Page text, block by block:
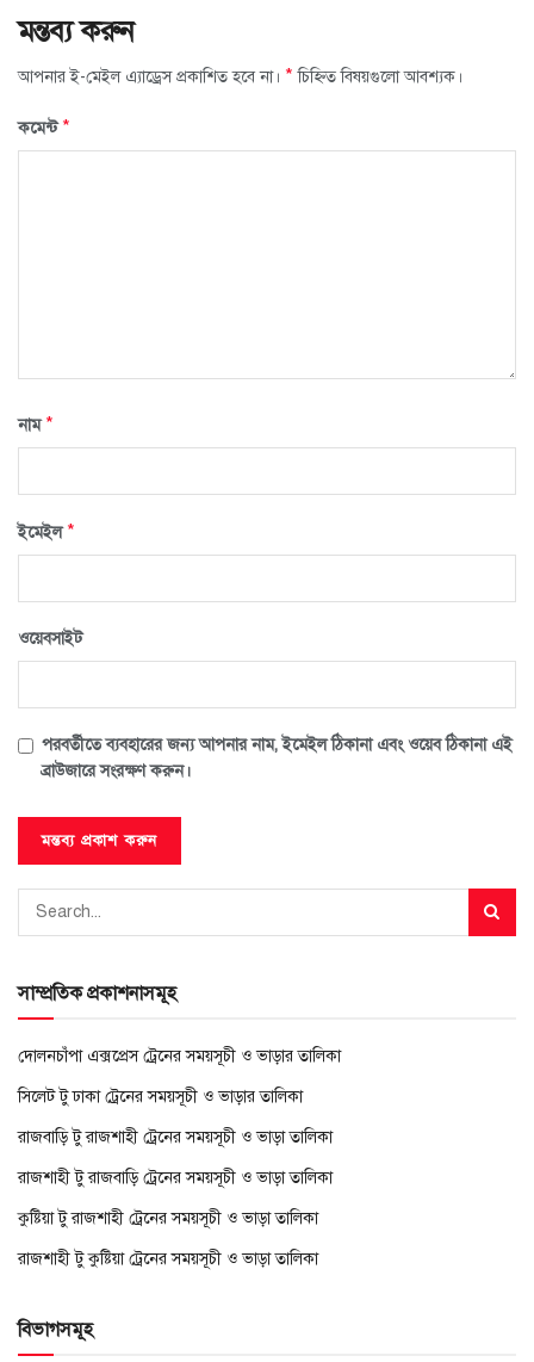
মন্তব্য করুন
আপনার ই-মেইল এ্যাড্রেস প্রকাশিত হবে না। * চিহ্নিত বিষয়গুলো আবশ্যক।
কমেন্ট*
নাম*
ইমেইল*
ওয়েবসাইট
পরবর্তীতে ব্যবহারের জন্য আপনার নাম, ইমেইল ঠিকানা এবং ওয়েব ঠিকানা এই
ব্রাউজারে সংরক্ষণ করুন।
সাম্প্রতিক প্রকাশনাসমূহ
দোলনচাঁপা এক্সপ্রেস ট্রেনের সময়সূচী ও ভাড়ার তালিকা
সিলেট টু ঢাকা ট্রেনের সময়সূচী ও ভাড়ার তালিকা
রাজবাড়ি টু রাজশাহী ট্রেনের সময়সূচী ও ভাড়া তালিকা
রাজশাহী টু রাজবাড়ি ট্রেনের সময়সূচী ও ভাড়া তালিকা
কুষ্টিয়া টু রাজশাহী ট্রেনের সময়সূচী ও ভাড়া তালিকা
রাজশাহী টু কুষ্টিয়া ট্রেনের সময়সূচী ও ভাড়া তালিকা
বিভাগসমূহ